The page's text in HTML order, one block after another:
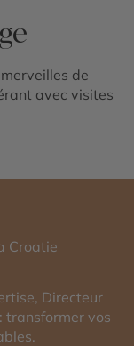
de
avec visites
Croatie
Directeur
transformer vos